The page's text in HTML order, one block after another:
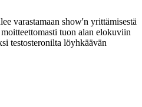
varastamaan show'n yrittämisestä
tuon alan elokuviin
testosteronilta löyhkäävän